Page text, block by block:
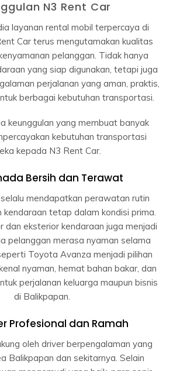
N3 Rent Car
layanan rental mobil terpercaya di
Car terus mengutamakan kualitas
pelanggan. Tidak hanya
yang siap digunakan, tetapi juga
perjalanan yang aman, praktis,
berbagai kebutuhan transportasi.
keunggulan yang membuat banyak
kebutuhan transportasi
kepada N3 Rent Car.
Bersih dan Terawat
mendapatkan perawatan rutin
kendaraan tetap dalam kondisi prima.
dan eksterior kendaraan juga menjadi
pelanggan merasa nyaman selama
Toyota Avanza menjadi pilihan
nyaman, hemat bahan bakar, dan
perjalanan keluarga maupun bisnis
di Balikpapan.
Profesional dan Ramah
oleh driver berpengalaman yang
Balikpapan dan sekitarnya. Selain